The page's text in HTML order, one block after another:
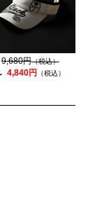
9,680円（税込）
4,840円 （税込）